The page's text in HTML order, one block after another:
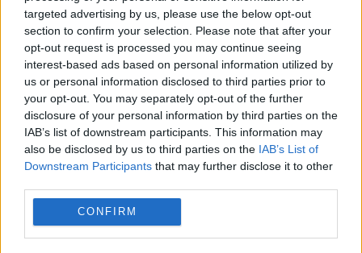
targeted advertising by us, please use the below opt-out
section to confirm your selection. Please note that after your
opt-out request is processed you may continue seeing
interest-based ads based on personal information utilized by
us or personal information disclosed to third parties prior to
your opt-out. You may separately opt-out of the further
disclosure of your personal information by third parties on the
IAB’s list of downstream participants. This information may
also be disclosed by us to third parties on the IAB’s List of
Downstream Participants that may further disclose it to other
CONFIRM
CNN! Ziariștii anti-Trump încep să fie
concediați
3 SEPTEMBRIE 2022
John Harwood, un reporter de la Wall
Street Journal, s-a alăturat CNN în ianuarie
2020, după ce a lucrat ca corespondent șef